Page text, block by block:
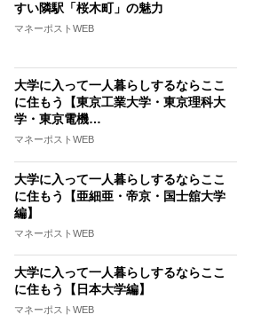
すい隣駅「桜木町」の魅力
マネーポストWEB
大学に入って一人暮らしするならここ
に住もう【東京工業大学・東京理科大
学・東京電機…
マネーポストWEB
大学に入って一人暮らしするならここ
に住もう【亜細亜・帝京・国士舘大学
編】
マネーポストWEB
大学に入って一人暮らしするならここ
に住もう【日本大学編】
マネーポストWEB